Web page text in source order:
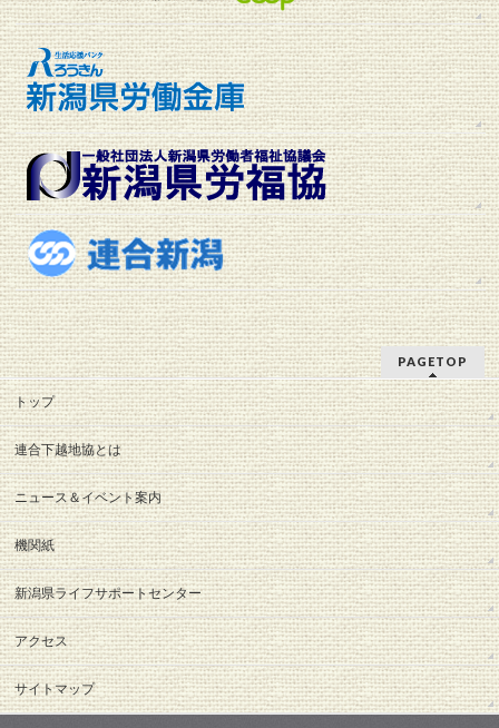
PAGETOP
トップ
連合下越地協とは
ニュース＆イベント案内
機関紙
新潟県ライフサポートセンター
アクセス
サイトマップ